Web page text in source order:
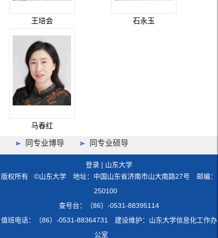
王培会 石永玉
马春红
同专业博导 同专业硕导
登录 | 山东大学
版权所有 ©山东大学 地址：中国山东省济南市山大南路27号 邮编：
250100
查号台：（86）-0531-88395114
值班电话：（86）-0531-88364731 建设维护：山东大学信息化工作办
公室